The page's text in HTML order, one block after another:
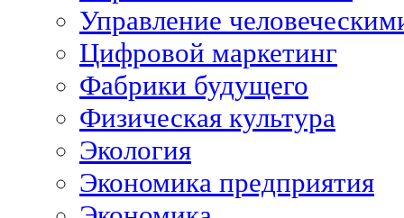
Управление
Цифровой маркетинг
Фабрики будущего
Физическая культура
Экология
Экономика предприятия